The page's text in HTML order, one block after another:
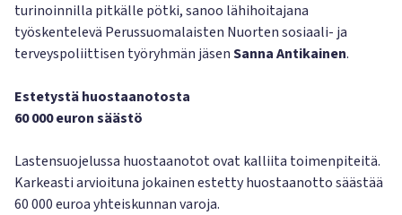
turinoinnilla pitkälle pötki, sanoo lähihoitajana
työskentelevä Perussuomalaisten Nuorten sosiaali- ja
terveyspoliittisen työryhmän jäsenSanna Antikainen.
Estetystä huostaanotosta
60 000 euron säästö
Lastensuojelussa huostaanotot ovat kalliita toimenpiteitä.
Karkeasti arvioituna jokainen estetty huostaanotto säästää
60 000 euroa yhteiskunnan varoja.